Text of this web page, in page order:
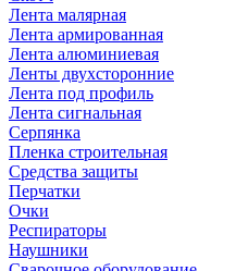
Лента малярная
Лента армированная
Лента алюминиевая
Ленты двухсторонние
Лента под профиль
Лента сигнальная
Серпянка
Пленка строительная
Средства защиты
Перчатки
Очки
Респираторы
Наушники